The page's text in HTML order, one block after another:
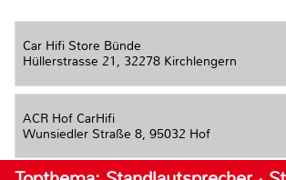
Car Hifi Store Bünde
Hüllerstrasse 21, 32278 Kirchlengern
ACR Hof CarHifi
Wunsiedler Straße 8, 95032 Hof